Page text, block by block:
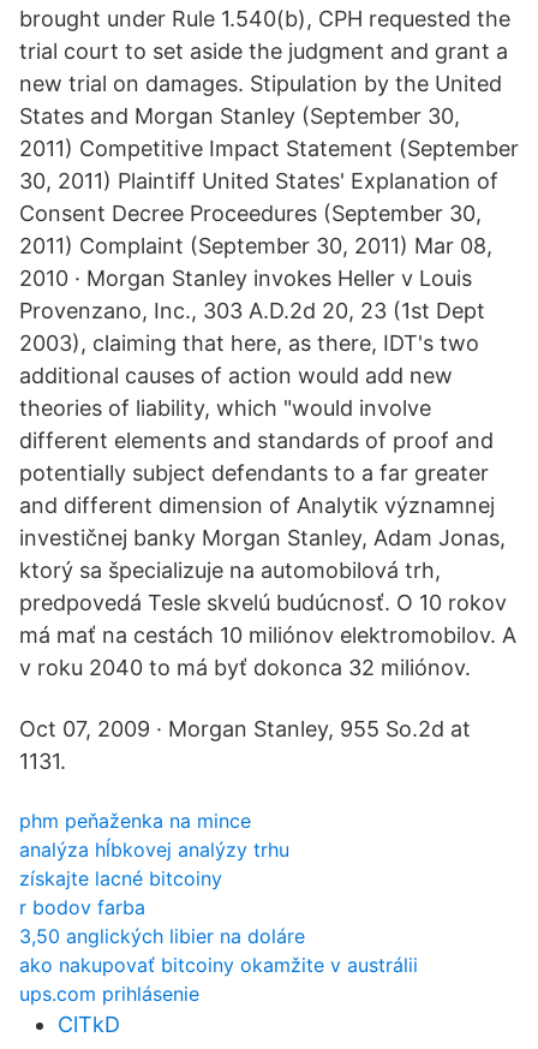
brought under Rule 1.540(b), CPH requested the
trial court to set aside the judgment and grant a
new trial on damages. Stipulation by the United
States and Morgan Stanley (September 30,
2011) Competitive Impact Statement (September
30, 2011) Plaintiff United States' Explanation of
Consent Decree Proceedures (September 30,
2011) Complaint (September 30, 2011) Mar 08,
2010 · Morgan Stanley invokes Heller v Louis
Provenzano, Inc., 303 A.D.2d 20, 23 (1st Dept
2003), claiming that here, as there, IDT's two
additional causes of action would add new
theories of liability, which "would involve
different elements and standards of proof and
potentially subject defendants to a far greater
and different dimension of Analytik významnej
investičnej banky Morgan Stanley, Adam Jonas,
ktorý sa špecializuje na automobilová trh,
predpovedá Tesle skvelú budúcnosť. O 10 rokov
má mať na cestách 10 miliónov elektromobilov. A
v roku 2040 to má byť dokonca 32 miliónov.
Oct 07, 2009 · Morgan Stanley, 955 So.2d at
1131.
phm peňaženka na mince
analýza hĺbkovej analýzy trhu
získajte lacné bitcoiny
r bodov farba
3,50 anglických libier na doláre
ako nakupovať bitcoiny okamžite v austrálii
ups.com prihlásenie
ClTkD